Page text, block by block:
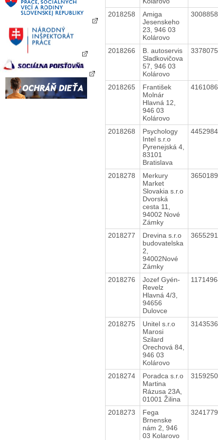
2018258
Amiga
Jesenskeho
23, 946 03
Kolárovo
2018266
B. autoservis
Sladkovičova
57, 946 03
Kolárovo
2018265
František
Molnár
Hlavná 12,
946 03
Kolárovo
2018268
Psychology
Intel s.r.o
Pyrenejská 4,
83101
Bratislava
2018278
Merkury
Market
Slovakia s.r.o
Dvorská
cesta 11,
94002 Nové
Zámky
2018277
Drevina s.r.o
budovatelska
2,
94002Nové
Zámky
2018276
Jozef Gyén-
Revelz
Hlavná 4/3,
94656
Dulovce
2018275
Unitel s.r.o
Marosi
Szilard
Orechová 84,
946 03
Kolárovo
2018274
Poradca s.r.o
Martina
Rázusa 23A,
01001 Žilina
2018273
Fega
Brnenske
nám 2, 946
03 Kolarovo